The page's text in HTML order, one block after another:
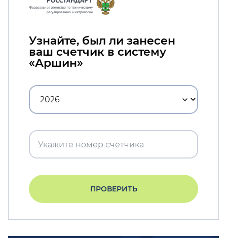
Узнайте, был ли занесен
ваш счетчик в систему
«Аршин»
ПРОВЕРИТЬ